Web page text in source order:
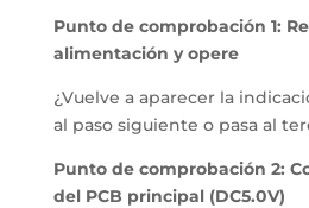
Punto de comprobación 1:
alimentación y opere
¿Vuelve a aparecer la
al paso siguiente o pasa al
Punto de comprobación 2:
del PCB principal (DC5.0V)